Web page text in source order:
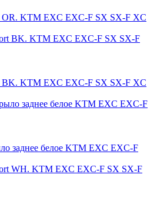
OR. KTM EXC EXC-F SX SX-F XC
BK. KTM EXC EXC-F SX SX-F XC
заднее белое KTM EXC EXC-F